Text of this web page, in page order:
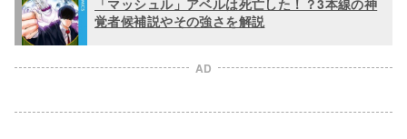
覚者候補説やその強さを解説
AD